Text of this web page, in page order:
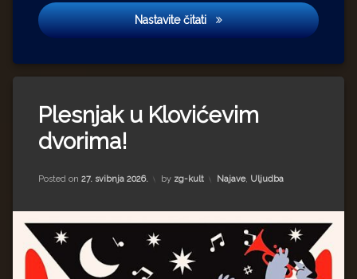
Nastavite čitatiU Jabukovcu kraj Petrinje
Plesnjak u Klovićevim
dvorima!
Posted on 27. svibnja 2026. by zg-kult Kategorije:
Najave, Uljudba